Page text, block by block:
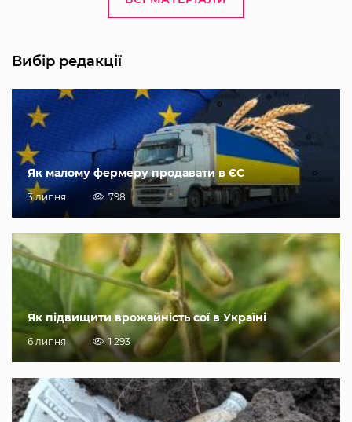
Вибір редакції
Як малому фермеру продавати в ЄС
3 липня 798
Як підвищити врожайність сої в Україні
6 липня 1 293